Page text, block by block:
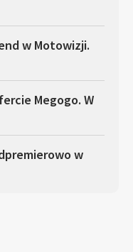
w Motowizji.
Megogo. W
w